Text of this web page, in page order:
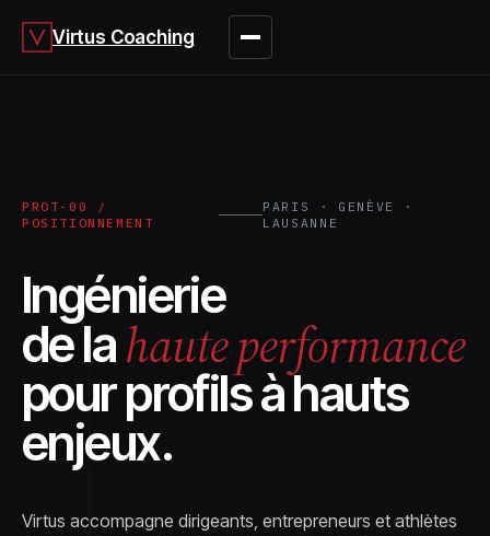
Virtus Coaching
PROT-00 /
POSITIONNEMENT
PARIS · GENÈVE ·
LAUSANNE
Ingénierie
de lahaute performance
pour profils à hauts
enjeux.
Virtus accompagne dirigeants, entrepreneurs et athlètes